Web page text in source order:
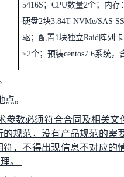
5416S ； CPU数量2个；内存：
硬盘2块3.84T NVMe/SAS
驱；配置1块独立Raid阵列卡
≥2个；预装centos7.6系统，
点。
参数必须符合合同及相关
规范，没有产品规范的需
，不得出现信息不对应的
。